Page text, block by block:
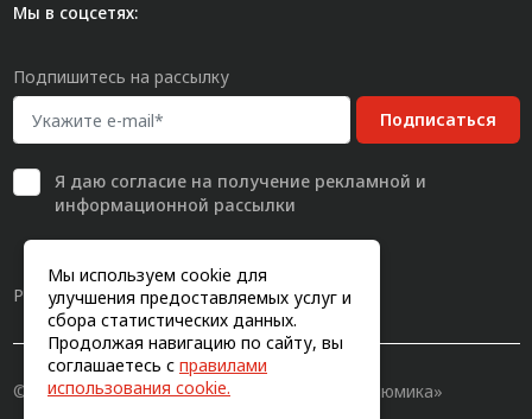
Мы используем cookie для
улучшения предоставляемых услуг и
сбора статистических данных.
Продолжая навигацию по сайту, вы
соглашаетесь с правилами
использования cookie.
Мы в соцсетях:
Подпишитесь на рассылку
Подписаться
Я даю согласиена получение рекламной и
информационной рассылки
Разработка сайта
© 2011-2026, Конструкционный профиль «Алюмика»